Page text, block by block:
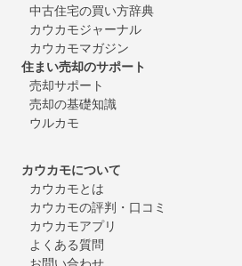
中古住宅の買い方辞典
カウカモジャーナル
カウカモマガジン
住まい売却のサポート
売却サポート
売却の基礎知識
ウルカモ
カウカモについて
カウカモとは
カウカモの評判・口コミ
カウカモアプリ
よくある質問
お問い合わせ